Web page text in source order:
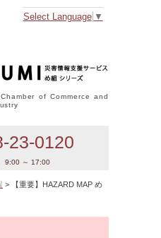
Select Language ▼
of Commerce and
23-0120
9:00 ～ 17:00
> 【重要】HAZARD MAP め